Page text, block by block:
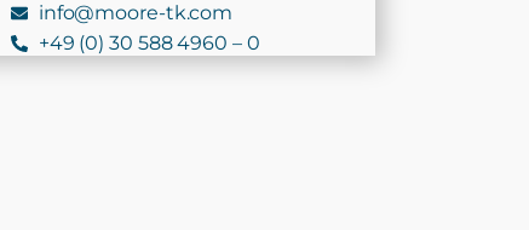
info@moore‑tk.com
+49 (0) 30 588 4960 – 0